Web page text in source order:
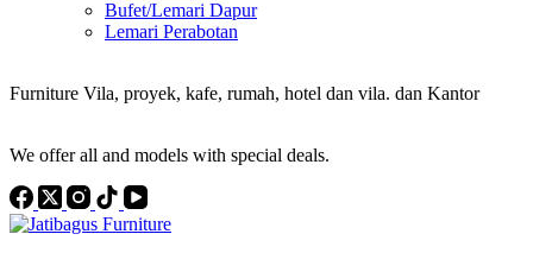
Bufet/Lemari Dapur
Lemari Perabotan
Furniture Vila, proyek, kafe, rumah, hotel dan vila. dan Kantor
We offer all and models with special deals.